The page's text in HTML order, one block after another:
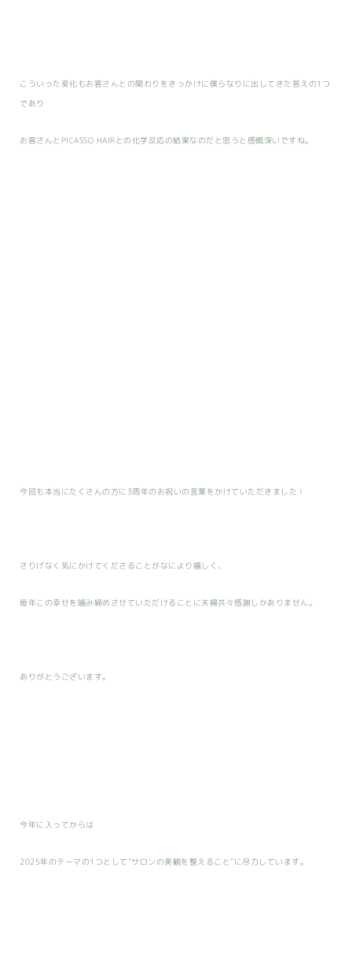
こういった変化もお客さんとの関わりをきっかけに僕らなりに出してきた答えの1つ
であり
お客さんとPICASSO HAIRとの化学反応の結果なのだと思うと感慨深いですね。
今回も本当にたくさんの方に3周年のお祝いの言葉をかけていただきました！
さりげなく気にかけてくださることがなにより嬉しく、
毎年この幸せを噛み締めさせていただけることに夫婦共々感謝しかありません。
ありがとうございます。
今年に入ってからは
2025年のテーマの1つとして”サロンの美観を整えること”に尽力しています。